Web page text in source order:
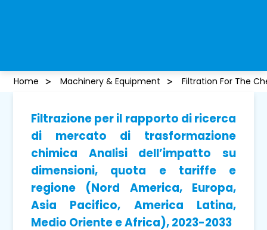
Home Machinery & Equipment Filtration For The
Filtrazione per il rapporto di ricerca
di mercato di trasformazione
chimica Analisi dell’impatto su
dimensioni, quota e tariffe e
regione (Nord America, Europa,
Asia Pacifico, America Latina,
Medio Oriente e Africa), 2023-2033